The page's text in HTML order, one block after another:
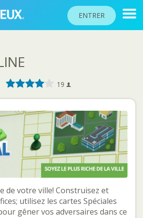
ENTRER
site
Favoris 5
3
2
1 19
de votre ville! Construisez et
utilisez les cartes Spéciales
gêner vos adversaires dans ce